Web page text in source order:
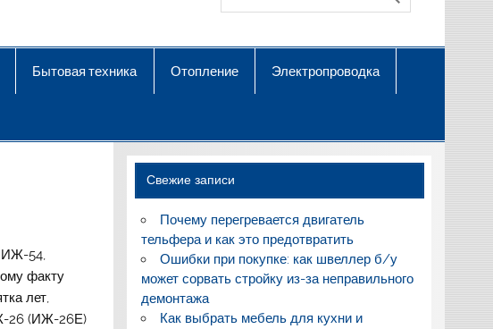
Бытовая техника Отопление Электропроводка
ИЖ-54,
факту
лет,
26 (ИЖ-26Е)
Свежие записи
Почему перегревается двигатель
тельфера и как это предотвратить
Ошибки при покупке: как швеллер б/у
может сорвать стройку из-за неправильного
демонтажа
Как выбрать мебель для кухни и